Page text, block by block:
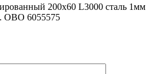
200х60 L3000 сталь 1мм
OBO 6055575